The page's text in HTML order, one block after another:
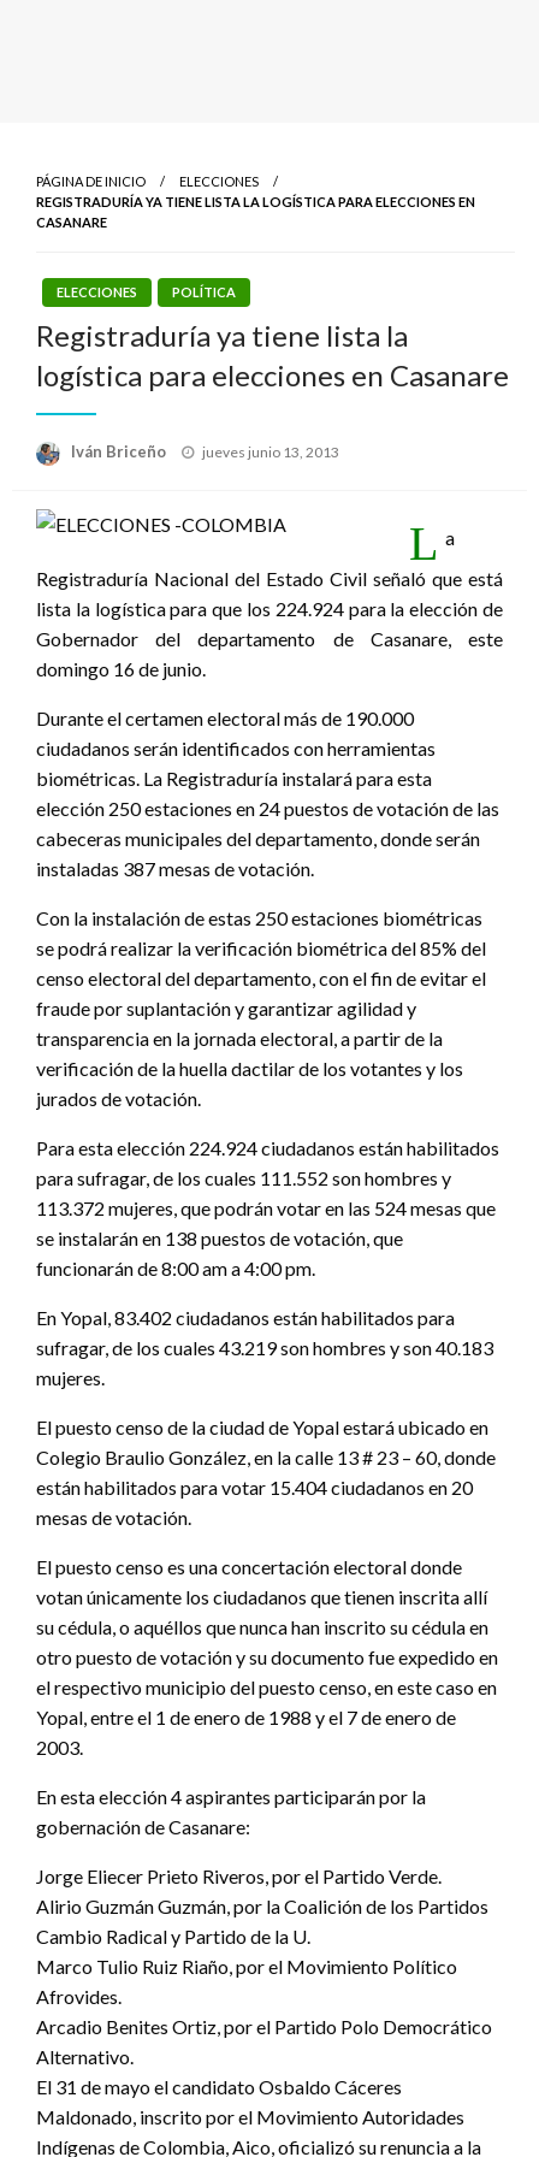
PÁGINA DE INICIO
ELECCIONES
REGISTRADURÍA YA TIENE LISTA LA LOGÍSTICA PARA ELECCIONES EN
CASANARE
ELECCIONES POLÍTICA
Registraduría ya tiene lista la
logística para elecciones en Casanare
Iván Briceño
Publicado
jueves junio 13, 2013
L a
Registraduría Nacional del Estado Civil señaló que está
lista la logística para que los 224.924 para la elección de
Gobernador del departamento de Casanare, este
domingo 16 de junio.
Durante el certamen electoral más de 190.000
ciudadanos serán identificados con herramientas
biométricas. La Registraduría instalará para esta
elección 250 estaciones en 24 puestos de votación de las
cabeceras municipales del departamento, donde serán
instaladas 387 mesas de votación.
Con la instalación de estas 250 estaciones biométricas
se podrá realizar la verificación biométrica del 85% del
censo electoral del departamento, con el fin de evitar el
fraude por suplantación y garantizar agilidad y
transparencia en la jornada electoral, a partir de la
verificación de la huella dactilar de los votantes y los
jurados de votación.
Para esta elección 224.924 ciudadanos están habilitados
para sufragar, de los cuales 111.552 son hombres y
113.372 mujeres, que podrán votar en las 524 mesas que
se instalarán en 138 puestos de votación, que
funcionarán de 8:00 am a 4:00 pm.
En Yopal, 83.402 ciudadanos están habilitados para
sufragar, de los cuales 43.219 son hombres y son 40.183
mujeres.
El puesto censo de la ciudad de Yopal estará ubicado en
Colegio Braulio González, en la calle 13 # 23 – 60, donde
están habilitados para votar 15.404 ciudadanos en 20
mesas de votación.
El puesto censo es una concertación electoral donde
votan únicamente los ciudadanos que tienen inscrita allí
su cédula, o aquéllos que nunca han inscrito su cédula en
otro puesto de votación y su documento fue expedido en
el respectivo municipio del puesto censo, en este caso en
Yopal, entre el 1 de enero de 1988 y el 7 de enero de
2003.
En esta elección 4 aspirantes participarán por la
gobernación de Casanare:
Jorge Eliecer Prieto Riveros, por el Partido Verde.
Alirio Guzmán Guzmán, por la Coalición de los Partidos
Cambio Radical y Partido de la U.
Marco Tulio Ruiz Riaño, por el Movimiento Político
Afrovides.
Arcadio Benites Ortiz, por el Partido Polo Democrático
Alternativo.
El 31 de mayo el candidato Osbaldo Cáceres
Maldonado, inscrito por el Movimiento Autoridades
Indígenas de Colombia, Aico, oficializó su renuncia a la